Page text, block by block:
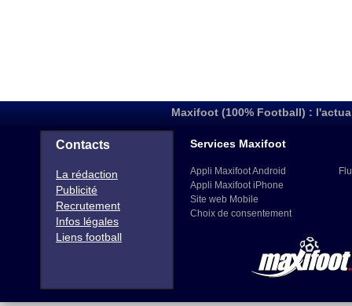
Maxifoot (100% Football) :
Contacts
La rédaction
Publicité
Recrutement
Infos légales
Liens football
Services Maxifoot
Appli Maxifoot Android
Appli Maxifoot iPhone
Site web Mobile
Choix de consentement